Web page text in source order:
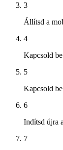
3
Állítsd a
4
Kapcsold
5
Kapcsold
6
Indítsd újra
7